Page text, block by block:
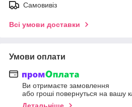
Самовивіз
Всі умови доставки
Умови оплати
Ви отримаєте замовлення
або гроші повернуться на вашу